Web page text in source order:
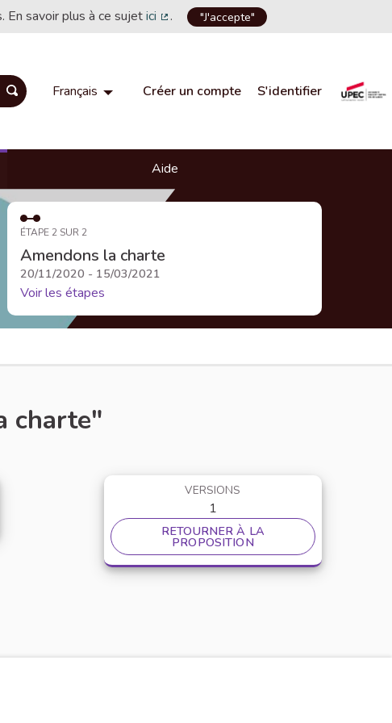
En savoir plus à ce sujetici
(Lien externe)
. "J'accepte"
Français Choisir la langueChoose language
Créer un compte S'identifier
Aide
ÉTAPE 2 SUR 2
Amendons la charte
20/11/2020 - 15/03/2021
Voir les étapes
charte"
VERSIONS
1
RETOURNER À LA
PROPOSITION